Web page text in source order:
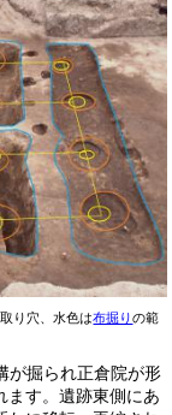
り穴、水色は布掘りの範
が掘られ正倉院が形
ます。遺跡東側にあ